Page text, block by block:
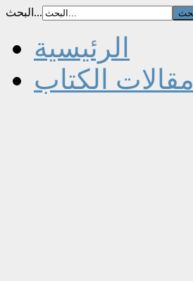
البحث...
الرئيسية
مقالات الكتاب